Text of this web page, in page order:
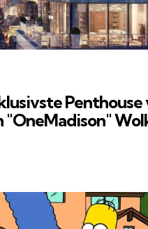
Penthouse
"OneMadison"